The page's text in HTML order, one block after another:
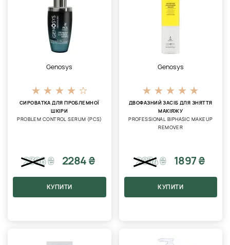
Genosys
СИРОВАТКА ДЛЯ ПРОБЛЕМНОЇ
ШКІРИ
PROBLEM CONTROL SERUM (PCS)
2396₴ 2284 ₴
КУПИТИ
Genosys
ДВОФАЗНИЙ ЗАСІБ ДЛЯ ЗНЯТТЯ
МАКІЯЖУ
PROFESSIONAL BIPHASIC MAKEUP
REMOVER
2034₴ 1897 ₴
КУПИТИ